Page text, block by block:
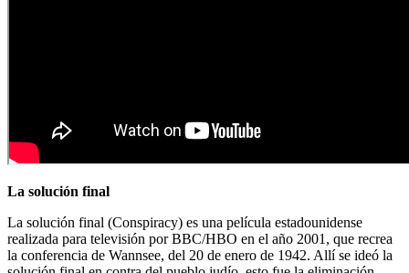
La solución final
La solución final (Conspiracy) es una película estadounidense
realizada para televisión por BBC/HBO en el año 2001, que recrea
la conferencia de Wannsee, del 20 de enero de 1942. Allí se ideó la